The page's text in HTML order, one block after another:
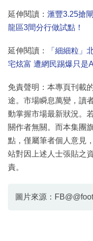
延伸閱讀： 滙豐3.25搶
龍區3間分行做試點！
延伸閱讀：
「細細粒」
宅炫富 遭網民踢爆只是
免責聲明：本專頁刊載
途。市場瞬息萬變，讀
動掌握市場最新狀況。
關作者無關。而本集團
點，僅屬筆者個人意見
站對因上述人士張貼之
責。
圖片來源：